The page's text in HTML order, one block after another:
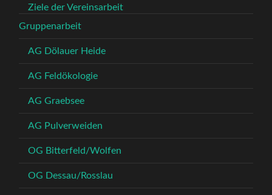
Ziele der Vereinsarbeit
Gruppenarbeit
AG Dölauer Heide
AG Feldökologie
AG Graebsee
AG Pulverweiden
OG Bitterfeld/Wolfen
OG Dessau/Rosslau